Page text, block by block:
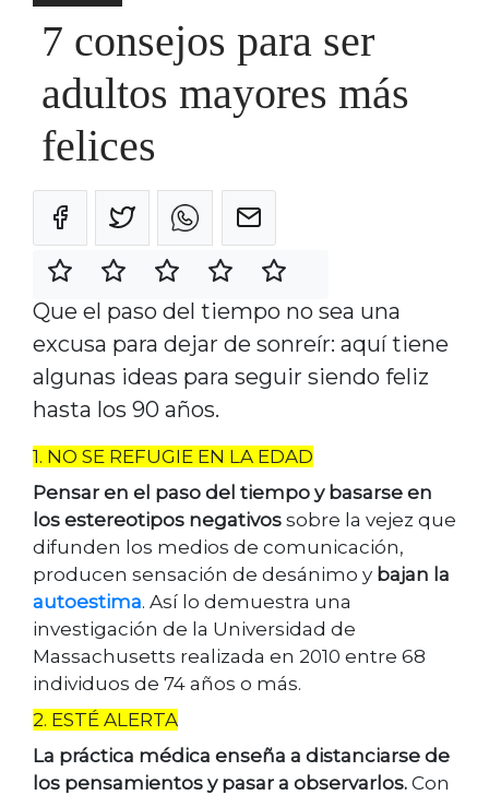
7 consejos para ser
adultos mayores más
felices
Que el paso del tiempo no sea una
excusa para dejar de sonreír: aquí tiene
algunas ideas para seguir siendo feliz
hasta los 90 años.
1. NO SE REFUGIE EN LA EDAD
Pensar en el paso del tiempo y basarse en
los estereotipos negativos sobre la vejez que
difunden los medios de comunicación,
producen sensación de desánimo y bajan la
autoestima. Así lo demuestra una
investigación de la Universidad de
Massachusetts realizada en 2010 entre 68
individuos de 74 años o más.
2. ESTÉ ALERTA
La práctica médica enseña a distanciarse de
los pensamientos y pasar a observarlos. Con